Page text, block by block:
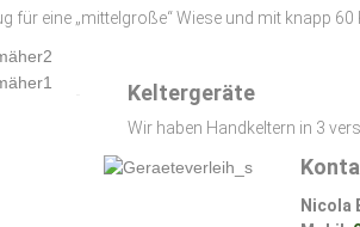
für eine „mittelgroße“ Wiese und mit knapp
Keltergeräte
Wir haben Handkeltern in 3
Nicola